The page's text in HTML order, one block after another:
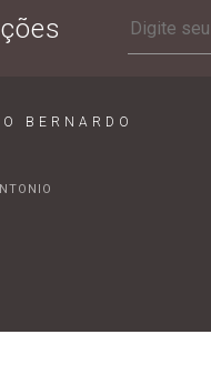
BERNARDO